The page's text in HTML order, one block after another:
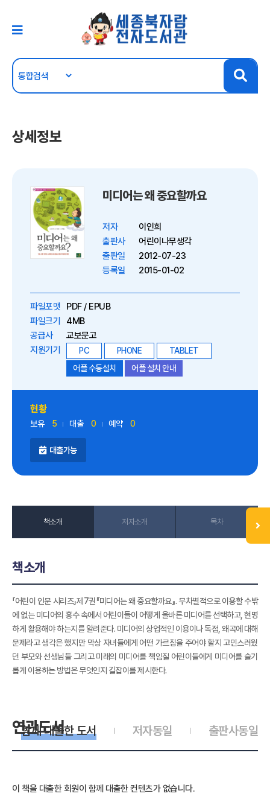
상세정보
미디어는 왜 중요할까요
저자
이인희
출판사
어린이나무생각
출판일
2012-07-23
등록일
2015-01-02
파일포맷
PDF / EPUB
파일크기
4MB
공급사
교보문고
지원기기
PC PHONE
TABLET
어플 수동설치
어플 설치 안내
현황
보유 5 대출 0 예약 0
대출가능
책소개 저자소개 목차
책소개
「어린이 인문 시리즈」제7권『미디어는 왜 중요할까요』. 무차별적으로 이용할 수밖
에 없는 미디어의 홍수 속에서 어린이들이 어떻게 올바른 미디어를 선택하고, 현명
하게 활용해야 하는지를 알려준다. 미디어의 상업적인 이용이나 독점, 왜곡에 대해
문제라고 생각은 했지만 막상 자녀들에게 어떤 가르침을 주어야 할지 고민스러웠
던 부모와 선생님들 그리고 미래의 미디어를 책임질 어린이들에게 미디어를 슬기
롭게 이용하는 방법은 무엇인지 길잡이를 제시한다.
연관도서 출판사동일
저자동일
함께 대출한 도서
이 책을 대출한 회원이 함께 대출한 컨텐츠가 없습니다.